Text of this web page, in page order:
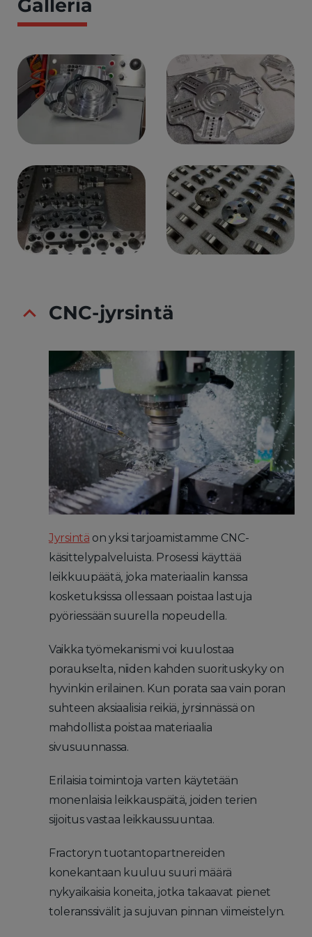
Galleria
CNC-jyrsintä
Jyrsintä on yksi tarjoamistamme CNC-
käsittelypalveluista. Prosessi käyttää
leikkuupäätä, joka materiaalin kanssa
kosketuksissa ollessaan poistaa lastuja
pyöriessään suurella nopeudella.
Vaikka työmekanismi voi kuulostaa
poraukselta, niiden kahden suorituskyky on
hyvinkin erilainen. Kun porata saa vain poran
suhteen aksiaalisia reikiä, jyrsinnässä on
mahdollista poistaa materiaalia
sivusuunnassa.
Erilaisia toimintoja varten käytetään
monenlaisia leikkauspäitä, joiden terien
sijoitus vastaa leikkaussuuntaa.
Fractoryn tuotantopartnereiden
konekantaan kuuluu suuri määrä
nykyaikaisia koneita, jotka takaavat pienet
toleranssivälit ja sujuvan pinnan viimeistelyn.